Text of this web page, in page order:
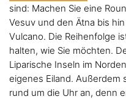
sind: Machen Sie eine
Vesuv und den Ätna bis
Vulcano. Die Reihenfolge
halten, wie Sie möchten.
Liparische Inseln im
eigenes Eiland. Außerdem
rund um die Uhr an, denn